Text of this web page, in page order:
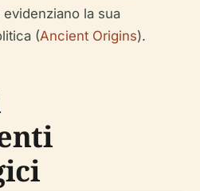
la sua
(Ancient Origins).